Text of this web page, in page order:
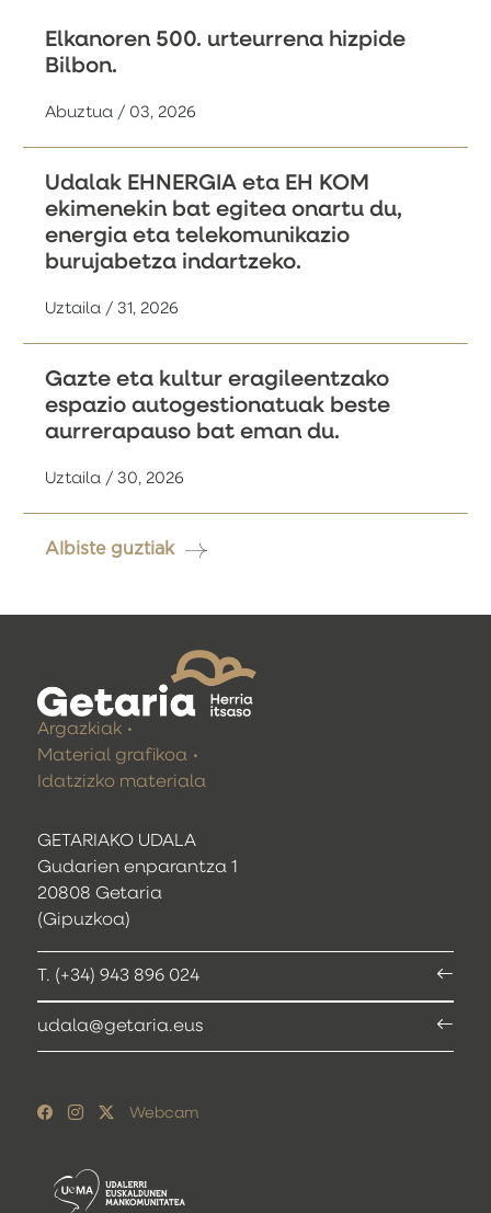
Elkanoren 500. urteurrena hizpide
Bilbon.
Abuztua / 03, 2026
Udalak EHNERGIA eta EH KOM
ekimenekin bat egitea onartu du,
energia eta telekomunikazio
burujabetza indartzeko.
Uztaila / 31, 2026
Gazte eta kultur eragileentzako
espazio autogestionatuak beste
aurrerapauso bat eman du.
Uztaila / 30, 2026
Albiste guztiak
GETARIAKO UDALA
Gudarien enparantza 1
20808 Getaria
(Gipuzkoa)
T. (+34) 943 896 024
udala@getaria.eus
Argazkiak
Material grafikoa
Idatzizko materiala
Webcam